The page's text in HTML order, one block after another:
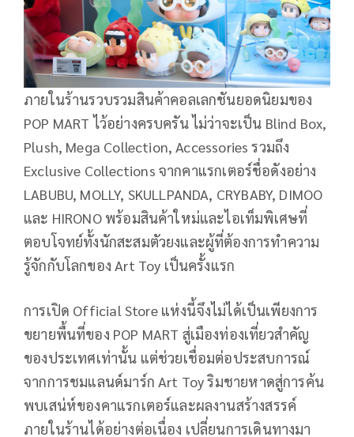
ภายในร้านรวบรวมสินค้าคอลเลกชันยอดนิยมของ
POP MART ไว้อย่างครบครัน ไม่ว่าจะเป็น Blind Box,
Plush, Mega Collection, Accessories รวมถึง
Exclusive Collections จากคาแรกเตอร์ชื่อดังอย่าง
LABUBU, MOLLY, SKULLPANDA, CRYBABY, DIMOO
และ HIRONO พร้อมสินค้าใหม่และไอเท็มพิเศษที่
ตอบโจทย์ทั้งนักสะสมตัวยงและผู้ที่ต้องการทำความ
รู้จักกับโลกของ Art Toy เป็นครั้งแรก
การเปิด Official Store แห่งนี้จึงไม่ได้เป็นเพียงการ
ขยายพื้นที่ของ POP MART สู่เมืองท่องเที่ยวสำคัญ
ของประเทศเท่านั้น แต่ช่วยเชื่อมต่อประสบการณ์
จากการชมแลนด์มาร์ก Art Toy ริมชายหาดสู่การค้น
พบเสน่ห์ของคาแรกเตอร์และผลงานสร้างสรรค์
ภายในร้านได้อย่างต่อเนื่อง เปลี่ยนการเดินทางมา